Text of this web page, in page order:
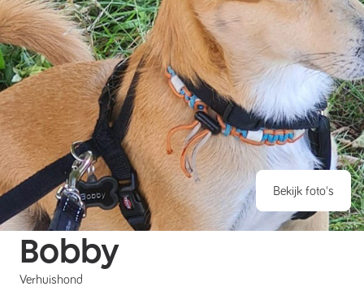
Bekijk foto's
Bobby
Verhuishond